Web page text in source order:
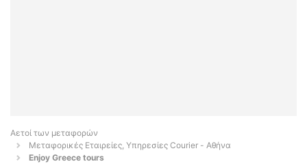
Αετοί των μεταφορών
Μεταφορικές Εταιρείες, Υπηρεσίες Courier - Αθήνα
Enjoy Greece tours